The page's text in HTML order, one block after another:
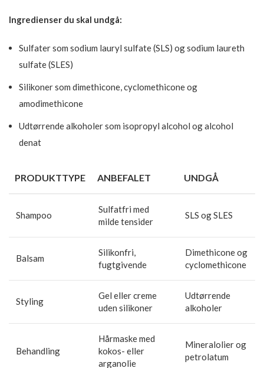
Ingredienser du skal undgå:
Sulfater som sodium lauryl sulfate (SLS) og sodium laureth
sulfate (SLES)
Silikoner som dimethicone, cyclomethicone og
amodimethicone
Udtørrende alkoholer som isopropyl alcohol og alcohol
denat
PRODUKTTYPE ANBEFALET UNDGÅ
Shampoo
Sulfatfri med
milde tensider
SLS og SLES
Balsam
Silikonfri,
fugtgivende
Dimethicone og
cyclomethicone
Styling
Gel eller creme
uden silikoner
Udtørrende
alkoholer
Behandling
Hårmaske med
kokos- eller
arganolie
Mineralolier og
petrolatum